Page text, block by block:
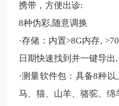
携带，方便出诊:
8种伪彩,随意调换
·存储 ： 内置>8G内存,
日期快速找到并一键导出.
·测量软件包 ： 具备8种以
马、猫、山羊、骆驼、绵